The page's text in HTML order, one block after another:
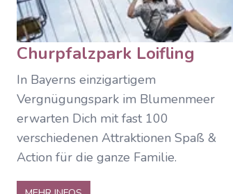
Churpfalzpark Loifling
In Bayerns einzigartigem
Vergnügungspark im Blumenmeer
erwarten Dich mit fast 100
verschiedenen Attraktionen Spaß &
Action für die ganze Familie.